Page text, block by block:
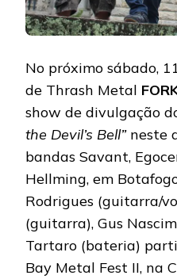
No próximo sábado,
de Thrash Metal
show de divulgação
the Devil’s Bell” neste
bandas Savant,
Hellming, em
Rodrigues (guitarra/
(guitarra), Gus
Tartaro (bateria)
Bay Metal Fest II, na